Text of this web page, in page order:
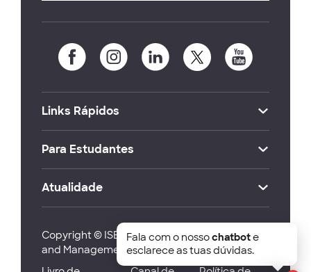
Links Rápidos
Para Estudantes
Atualidade
Copyright © ISEG Lisbon School of Economics
and Management 2026
Fala com o nossochatbote
esclarece as tuas dúvidas.